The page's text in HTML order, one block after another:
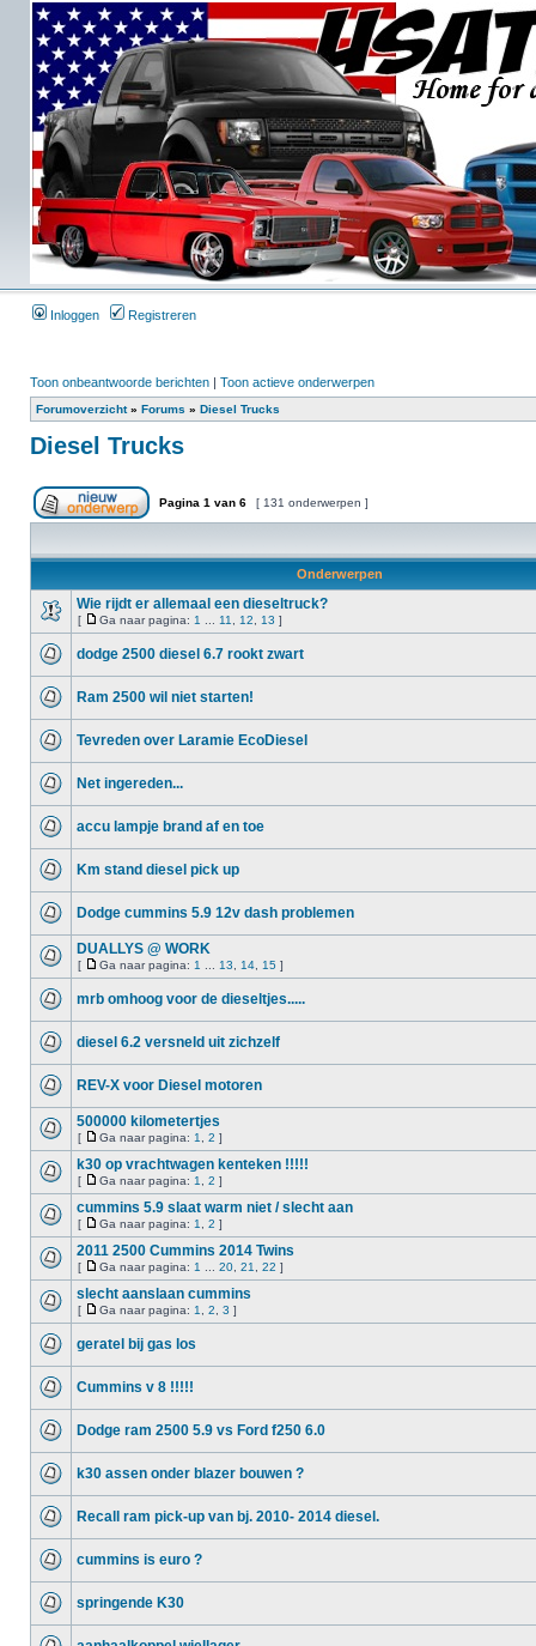
Inloggen Registreren
Toon onbeantwoorde berichten | Toon actieve onderwerpen
Forumoverzicht» Forums » Diesel Trucks
Diesel Trucks
Pagina 1 van 6 [ 131 onderwerpen ]
Onderwerpen
Wie rijdt er allemaal een dieseltruck?
[ Ga naar pagina: 1 11 12 13 ]
dodge 2500 diesel 6.7 rookt zwart
Ram 2500 wil niet starten!
Tevreden over Laramie EcoDiesel
Net ingereden...
accu lampje brand af en toe
Km stand diesel pick up
Dodge cummins 5.9 12v dash problemen
DUALLYS @ WORK
[ Ga naar pagina: 1 13 14 15 ]
mrb omhoog voor de dieseltjes.....
diesel 6.2 versneld uit zichzelf
REV-X voor Diesel motoren
500000 kilometertjes
[ Ga naar pagina: 1 2 ]
k30 op vrachtwagen kenteken !!!!!
[ Ga naar pagina: 1 2 ]
cummins 5.9 slaat warm niet / slecht aan
[ Ga naar pagina: 1 2 ]
2011 2500 Cummins 2014 Twins
[ Ga naar pagina: 1 20 21 22 ]
slecht aanslaan cummins
[ Ga naar pagina: 1 2 3 ]
geratel bij gas los
Cummins v 8 !!!!!
Dodge ram 2500 5.9 vs Ford f250 6.0
k30 assen onder blazer bouwen ?
Recall ram pick-up van bj. 2010- 2014 diesel.
cummins is euro ?
springende K30